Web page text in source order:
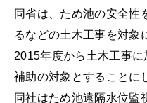
同省は、ため池の安全性
るなどの土木工事を対象
2015年度から土木工事
補助の対象とすることに
同社はため池遠隔水位監